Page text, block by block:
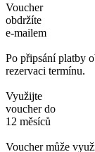
Voucher
obdržíte
e-mailem
Po připsání platby
rezervaci termínu.
Využijte
voucher do
12 měsíců
Voucher může